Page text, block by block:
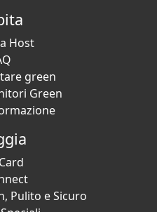
Host
green
Green
Pulito e Sicuro